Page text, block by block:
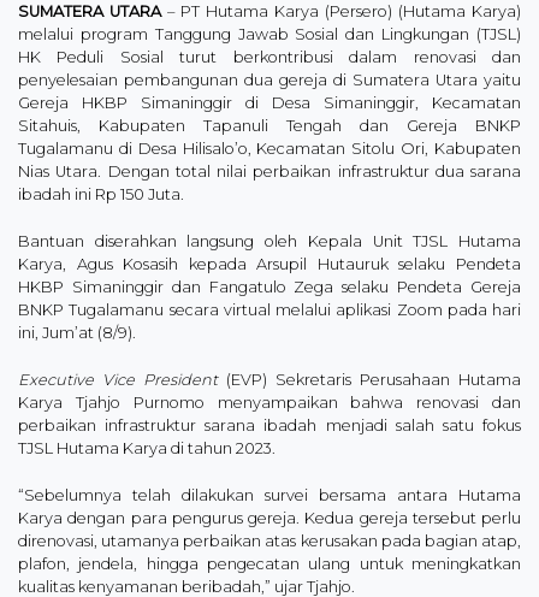
SUMATERA UTARA – PT Hutama Karya (Persero) (Hutama Karya)
melalui program Tanggung Jawab Sosial dan Lingkungan (TJSL)
HK Peduli Sosial turut berkontribusi dalam renovasi dan
penyelesaian pembangunan dua gereja di Sumatera Utara yaitu
Gereja HKBP Simaninggir di Desa Simaninggir, Kecamatan
Sitahuis, Kabupaten Tapanuli Tengah dan Gereja BNKP
Tugalamanu di Desa Hilisalo’o, Kecamatan Sitolu Ori, Kabupaten
Nias Utara. Dengan total nilai perbaikan infrastruktur dua sarana
ibadah ini Rp 150 Juta.
Bantuan diserahkan langsung oleh Kepala Unit TJSL Hutama
Karya, Agus Kosasih kepada Arsupil Hutauruk selaku Pendeta
HKBP Simaninggir dan Fangatulo Zega selaku Pendeta Gereja
BNKP Tugalamanu secara virtual melalui aplikasi Zoom pada hari
ini, Jum’at (8/9).
Executive Vice President(EVP) Sekretaris Perusahaan Hutama
Karya Tjahjo Purnomo menyampaikan bahwa renovasi dan
perbaikan infrastruktur sarana ibadah menjadi salah satu fokus
TJSL Hutama Karya di tahun 2023.
“Sebelumnya telah dilakukan survei bersama antara Hutama
Karya dengan para pengurus gereja. Kedua gereja tersebut perlu
direnovasi, utamanya perbaikan atas kerusakan pada bagian atap,
plafon, jendela, hingga pengecatan ulang untuk meningkatkan
kualitas kenyamanan beribadah,” ujar Tjahjo.